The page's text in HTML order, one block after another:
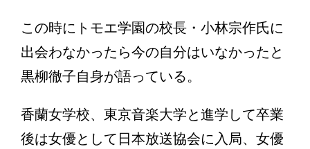
この時にトモエ学園の校長・小林宗作氏に
出会わなかったら今の自分はいなかったと
黒柳徹子自身が語っている。
香蘭女学校、東京音楽大学と進学して卒業
後は女優として日本放送協会に入局、女優